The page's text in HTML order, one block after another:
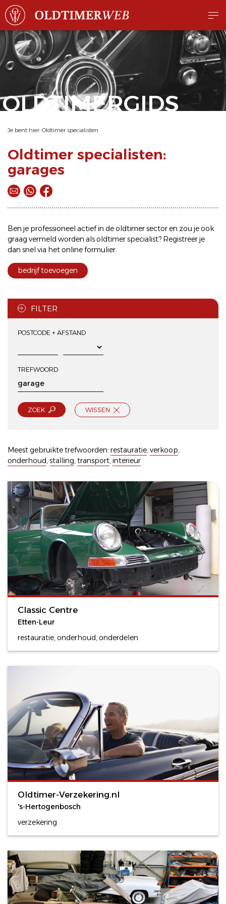
OLDTIMERGIDS
Je bent hier: Oldtimer specialisten
Oldtimer specialisten:
garages
Ben je professioneel actief in de oldtimer sector en zou je ook
graag vermeld worden als oldtimer specialist? Registreer je
dan snel via hetonline formulier.
bedrijf toevoegen
FILTER
POSTCODE + AFSTAND
TREFWOORD
ZOEK WISSEN
Meest gebruikte trefwoorden: restauratie,verkoop,
onderhoud,stalling,transport,interieur
Classic Centre
Etten-Leur
restauratie, onderhoud, onderdelen
Oldtimer-Verzekering.nl
's-Hertogenbosch
verzekering